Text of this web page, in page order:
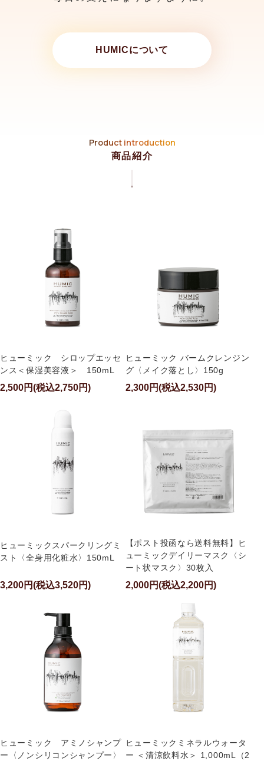
HUMICについて
Product introduction
商品紹介
ヒューミック シロップエッセ
ンス＜保湿美容液＞ 150mL
2,500円(税込2,750円)
ヒューミック バームクレンジン
グ〈メイク落とし〉150g
2,300円(税込2,530円)
ヒューミックスパークリングミ
スト〈全身用化粧水〉150mL
3,200円(税込3,520円)
【ポスト投函なら送料無料】ヒ
ューミックデイリーマスク〈シ
ート状マスク〉30枚入
2,000円(税込2,200円)
ヒューミック アミノシャンプ
ー〈ノンシリコンシャンプー〉
ヒューミックミネラルウォータ
ー ＜清涼飲料水＞ 1,000mL（2